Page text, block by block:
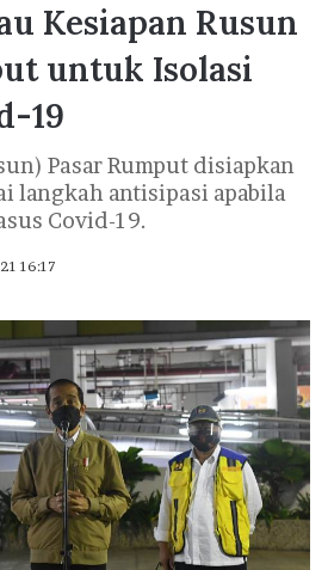
Kesiapan Rusun
untuk Isolasi
19
Pasar Rumput disiapkan
langkah antisipasi apabila
Covid-19.
16:17